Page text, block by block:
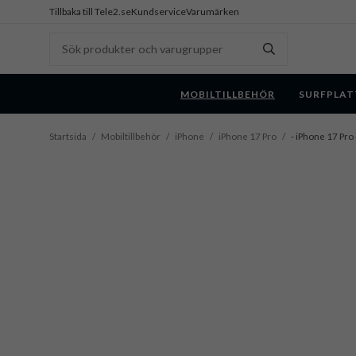
Tillbaka till Tele2.seKundserviceVarumärken
MOBILTILLBEHÖR
Startsida / Mobiltillbehör / iPhone / iPhone 17 Pro / - iPhone 17 Pro